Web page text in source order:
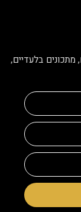
מתכונים בלעדיים,